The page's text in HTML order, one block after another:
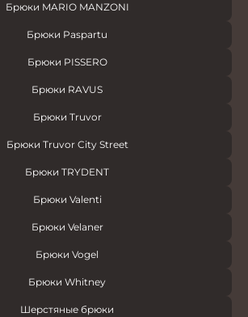
Брюки MARIO MANZONI
Брюки Paspartu
Брюки PISSERO
Брюки RAVUS
Брюки Truvor
Брюки Truvor City Street
Брюки TRYDENT
Брюки Valenti
Брюки Velaner
Брюки Vogel
Брюки Whitney
Шерстяные брюки